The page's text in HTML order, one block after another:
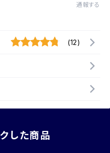
通報する
(12)
した商品